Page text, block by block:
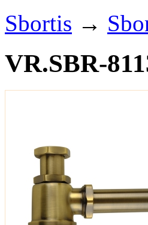
Sbortis →
VR.SBR-